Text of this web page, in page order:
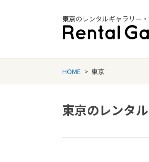
東京のレンタルギャラリー
HOME > 東京
東京のレンタ